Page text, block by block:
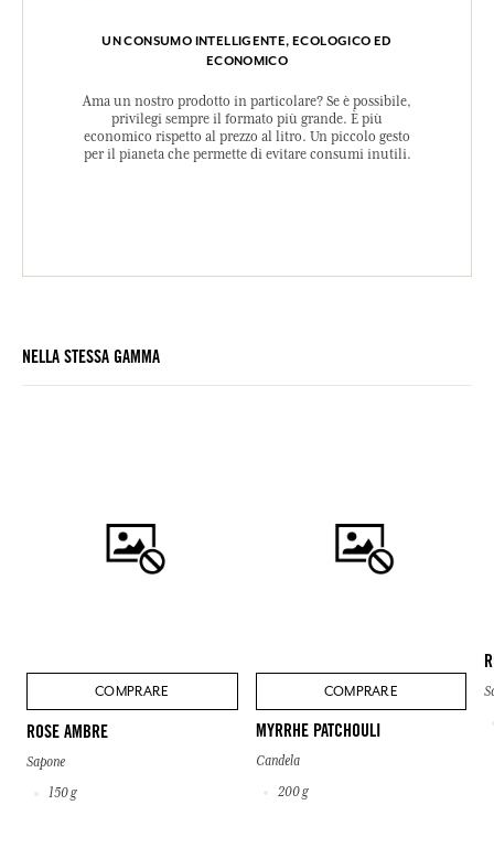
UN CONSUMO INTELLIGENTE, ECOLOGICO ED
ECONOMICO
Ama un nostro prodotto in particolare? Se è possibile,
privilegi sempre il formato più grande. È più
economico rispetto al prezzo al litro. Un piccolo gesto
per il pianeta che permette di evitare consumi inutili.
NELLA STESSA GAMMA
COMPRARE
ROSE AMBRE
Sapone
150 g
COMPRARE
MYRRHE PATCHOULI
Candela
200 g